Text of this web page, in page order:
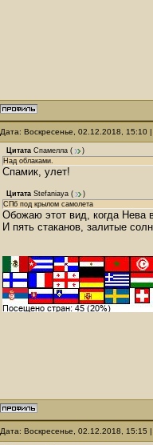
Дата: Воскресенье, 02.12.2018,
Цитата Спамелла (
)
Над облаками.
Спамик, улет!
Цитата Stefaniaya (
)
СПб под крылом самолета
Обожаю этот вид, когда Нева
И пять стаканов, залитые
Дата: Воскресенье, 02.12.2018,